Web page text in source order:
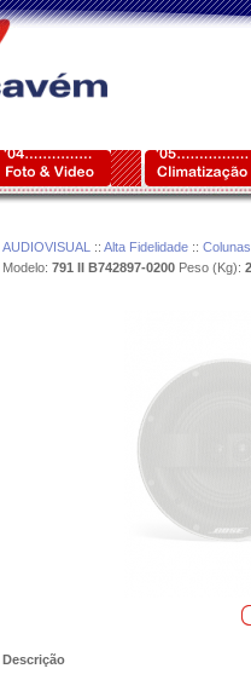
AUDIOVISUAL :: Alta Fidelidade:: Colunas
Modelo: 791 II B742897-0200Peso (Kg):
Descrição